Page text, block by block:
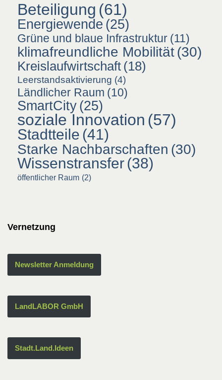
Beteiligung (61)
Energiewende (25)
Grüne und blaue Infrastruktur (11)
klimafreundliche Mobilität(30)
Kreislaufwirtschaft (18)
Leerstandsaktivierung (4)
Ländlicher Raum (10)
SmartCity(25)
soziale Innovation (57)
Stadtteile (41)
Starke Nachbarschaften (30)
Wissenstransfer(38)
öffentlicher Raum (2)
Vernetzung
Newsletter Anmeldung
LandLABOR GmbH
Stadt.Land.Ideen